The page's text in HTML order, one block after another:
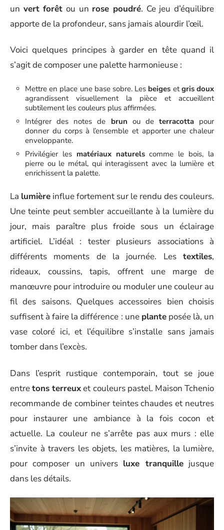
un vert forêt ou un rose poudré. Ce jeu d’équilibre
apporte de la profondeur, sans jamais alourdir l’œil.
Voici quelques principes à garder en tête quand il
s’agit de composer une palette harmonieuse :
Mettre en place une base sobre. Les beiges etgris doux
agrandissent visuellement la pièce et accueillent
subtilement les couleurs plus affirmées.
Intégrer des notes de brun ou de terracottapour
donner du corps à l’ensemble et apporter une chaleur
enveloppante.
Privilégier les matériaux naturelscomme le bois, la
pierre ou le métal, qui interagissent avec la lumière et
enrichissent la palette.
La lumière influe fortement sur le rendu des couleurs.
Une teinte peut sembler accueillante à la lumière du
jour, mais paraître plus froide sous un éclairage
artificiel. L’idéal : tester plusieurs associations à
différents moments de la journée. Les textiles,
rideaux, coussins, tapis, offrent une marge de
manœuvre pour introduire ou moduler une couleur au
fil des saisons. Quelques accessoires bien choisis
suffisent à faire la différence : une planteposée là, un
vase coloré ici, et l’équilibre s’installe sans jamais
tomber dans l’excès.
Dans l’esprit rustique contemporain, tout se joue
entretons terreuxet couleurs pastel. Maison Tchenio
recommande de combiner teintes chaudes et neutres
pour instaurer une ambiance à la fois cocon et
actuelle. La couleur ne s’arrête pas aux murs : elle
s’invite à travers les objets, les matières, la lumière,
pour composer un univers luxe tranquillejusque
dans les détails.